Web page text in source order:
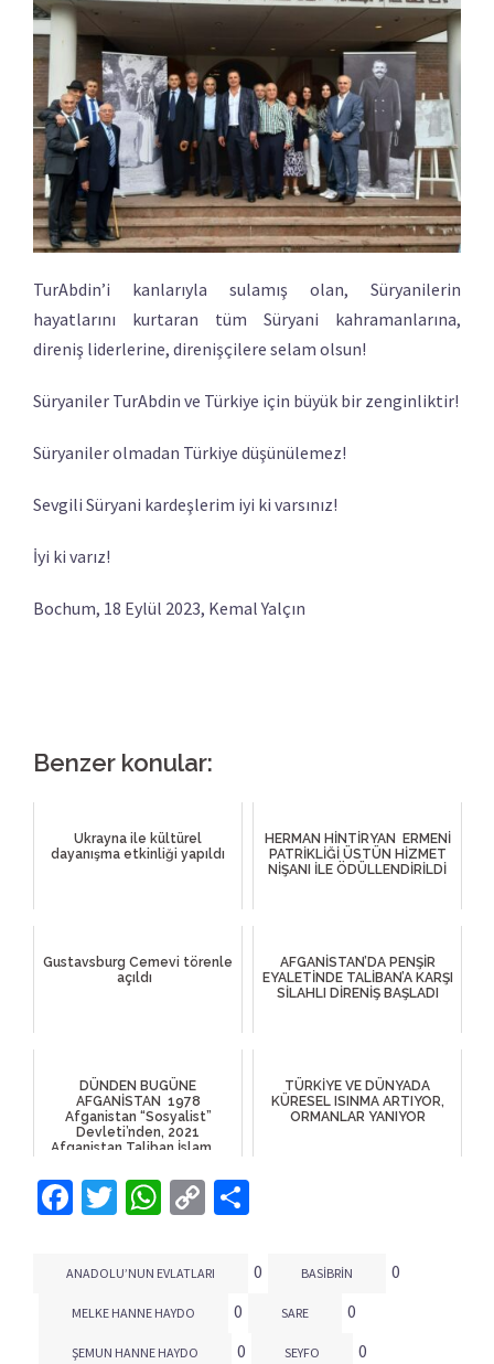
TurAbdin’i kanlarıyla sulamış olan, Süryanilerin
hayatlarını kurtaran tüm Süryani kahramanlarına,
direniş liderlerine, direnişçilere selam olsun!
Süryaniler TurAbdin ve Türkiye için büyük bir zenginliktir!
Süryaniler olmadan Türkiye düşünülemez!
Sevgili Süryani kardeşlerim iyi ki varsınız!
İyi ki varız!
Bochum, 18 Eylül 2023, Kemal Yalçın
Benzer konular:
Ukrayna ile kültürel
dayanışma etkinliği yapıldı
HERMAN HİNTİRYAN ERMENİ
PATRİKLİĞİ ÜSTÜN HİZMET
NİŞANI İLE ÖDÜLLENDİRİLDİ
Gustavsburg Cemevi törenle
açıldı
AFGANİSTAN’DA PENŞİR
EYALETİNDE TALİBAN’A KARŞI
SİLAHLI DİRENİŞ BAŞLADI
DÜNDEN BUGÜNE
AFGANİSTAN 1978
Afganistan “Sosyalist”
Devleti’nden, 2021
Afganistan Taliban İslam ...
TÜRKİYE VE DÜNYADA
KÜRESEL ISINMA ARTIYOR,
ORMANLAR YANIYOR
Facebook
Twitter
WhatsApp
Copy
ANADOLU’NUN EVLATLARI 0 BASIBRIN 0
MELKE HANNE HAYDO 0 SARE 0
ŞEMUN HANNE HAYDO 0 SEYFO 0